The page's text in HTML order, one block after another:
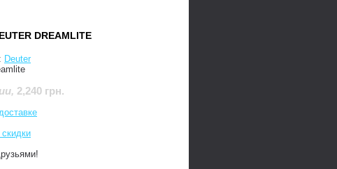
DREAMLITE
Deuter
, 2,240 грн.